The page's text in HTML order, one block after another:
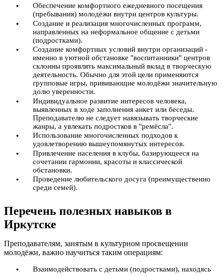
Обеспечение комфортного ежедневного посещения
(пребывания) молодёжи внутри центров культуры.
Создание и реализация многочисленных программ,
направленных на неформальное общение с детьми
(подростками).
Создание комфортных условий внутри организаций -
именно в уютной обстановке "воспитанники" центров
склонны проявлять максимальный вклад в творческую
деятельность. Обычно для этой цели применяются
групповые игры, прививающие молодёжи значительную
долю уверенности.
Индивидуальное развитие интересов человека,
выявленных в ходе заполнения анкет или беседы.
Преподавателю не следует навязывать творческие
жанры, а увлекать подростков в "ремёсла".
Использование многочисленных подходов к
удовлетворению вышеупомянутых интересов.
Привлечение населения в клубы, базирующееся на
сочетании гармонии, красоты и классической
обстановки.
Проведение любительского досуга (преимущественно
среди семей).
Перечень полезных навыков в
Иркутске
Преподавателям, занятым в культурном просвещении
молодёжи, важно научиться таким операциям:
Взаимодействовать с детьми (подростками), находясь